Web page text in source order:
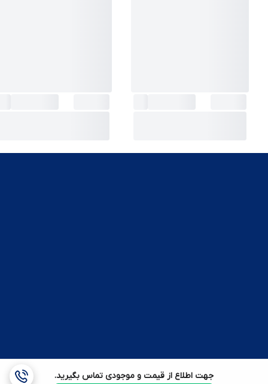
جهت اطلاع از قیمت و موجودی تماس بگیرید.